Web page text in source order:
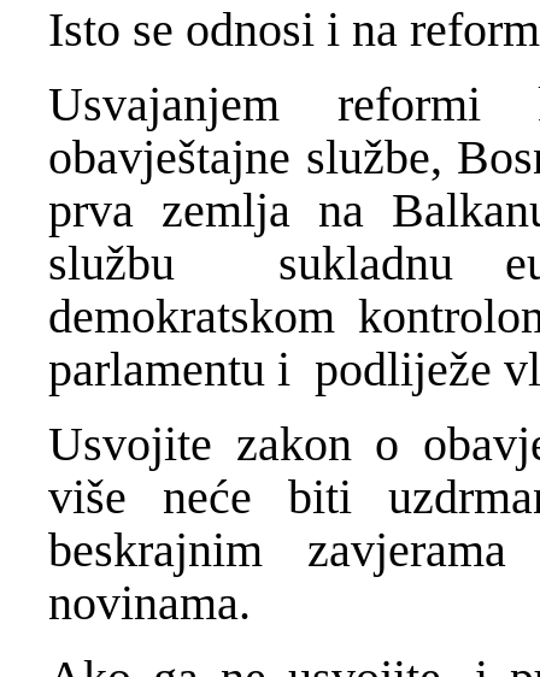
Isto se odnosi i na
Usvajanjem
obavještajne službe,
prva zemlja na
službu sukladnu
demokratskom
parlamentu i podliježe
Usvojite zakon o
više neće biti
beskrajnim
novinama.